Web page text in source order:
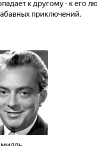
к другому - к его
приключений.